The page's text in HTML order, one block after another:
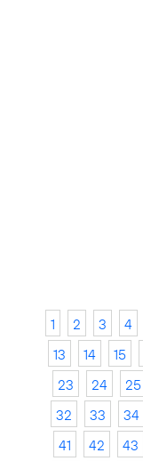
1 2 3 4
13
14 15
23
24 25
32
33 34
41
42 43